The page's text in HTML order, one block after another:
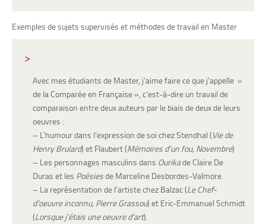
Exemples de sujets supervisés et méthodes de travail en Master
Avec mes étudiants de Master, j’aime faire ce que j’appelle »
de la Comparée en Française », c’est-à-dire un travail de
comparaison entre deux auteurs par le biais de deux de leurs
oeuvres :
– L’humour dans l’expression de soi chez Stendhal (Vie de
Henry Brulard) et Flaubert (Mémoires d’un fou, Novembre)
– Les personnages masculins dans Ourikade Claire De
Duras et les Poésiesde Marceline Desbordes-Valmore.
– La représentation de l’artiste chez Balzac (Le Chef-
d’oeuvre inconnu, Pierre Grassou) et Eric-Emmanuel Schmidt
(Lorsque j’étais une oeuvre d’art).